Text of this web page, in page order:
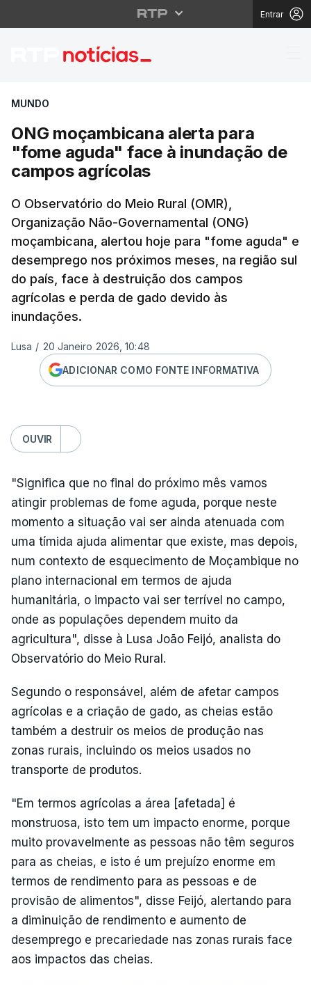
Entrar
ONG moçambicana
MUNDO
ONG moçambicana alerta para
"fome aguda" face à inundação de
campos agrícolas
O Observatório do Meio Rural (OMR),
Organização Não-Governamental (ONG)
moçambicana, alertou hoje para "fome aguda" e
desemprego nos próximos meses, na região sul
do país, face à destruição dos campos
agrícolas e perda de gado devido às
inundações.
Lusa / 20 Janeiro 2026, 10:48
ADICIONAR COMO FONTE INFORMATIVA
OUVIR
"Significa que no final do próximo mês vamos
atingir problemas de fome aguda, porque neste
momento a situação vai ser ainda atenuada com
uma tímida ajuda alimentar que existe, mas depois,
num contexto de esquecimento de Moçambique no
plano internacional em termos de ajuda
humanitária, o impacto vai ser terrível no campo,
onde as populações dependem muito da
agricultura", disse à Lusa João Feijó, analista do
Observatório do Meio Rural.
Segundo o responsável, além de afetar campos
agrícolas e a criação de gado, as cheias estão
também a destruir os meios de produção nas
zonas rurais, incluindo os meios usados no
transporte de produtos.
"Em termos agrícolas a área [afetada] é
monstruosa, isto tem um impacto enorme, porque
muito provavelmente as pessoas não têm seguros
para as cheias, e isto é um prejuízo enorme em
termos de rendimento para as pessoas e de
provisão de alimentos", disse Feijó, alertando para
a diminuição de rendimento e aumento de
desemprego e precariedade nas zonas rurais face
aos impactos das cheias.